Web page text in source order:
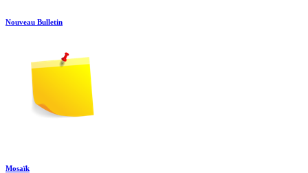
Nouveau Bulletin
Mosaïk